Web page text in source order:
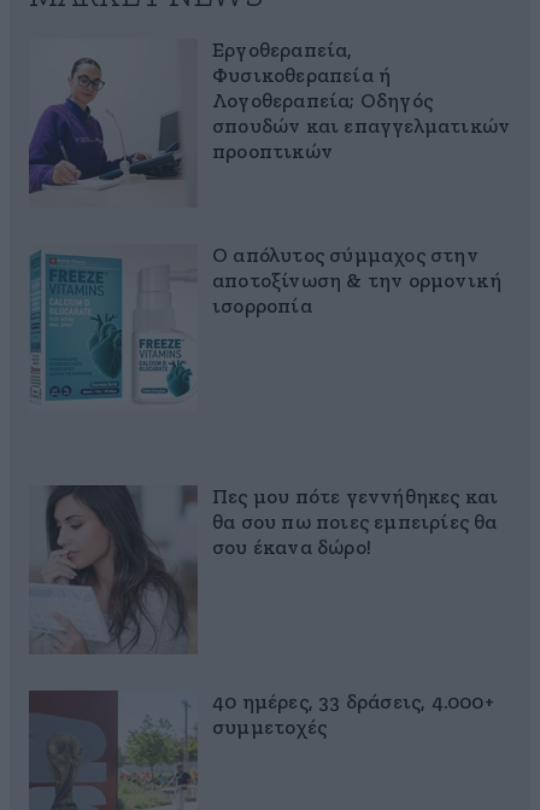
Εργοθεραπεία,
Φυσικοθεραπεία ή
Λογοθεραπεία; Οδηγός
σπουδών και επαγγελματικών
προοπτικών
Ο απόλυτος σύμμαχος στην
αποτοξίνωση & την ορμονική
ισορροπία
Πες μου πότε γεννήθηκες και
θα σου πω ποιες εμπειρίες θα
σου έκανα δώρο!
40 ημέρες, 33 δράσεις, 4.000+
συμμετοχές